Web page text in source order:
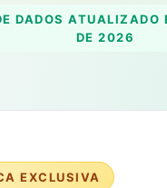
DADOS ATUALIZADO
DE 2026
EXCLUSIVA